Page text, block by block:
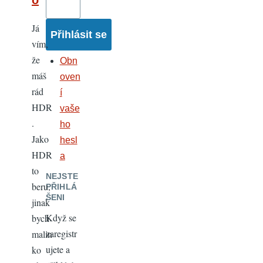
Já
vím,
že
máš
rád
HDR
.
Jako
HDR
to
beru,
jinak
bych
malin
ko
Obn
oven
í
vaše
ho
hesl
a
NEJSTE
PŘIHLÁ
ŠENI
Když se
zaregistr
ujete a